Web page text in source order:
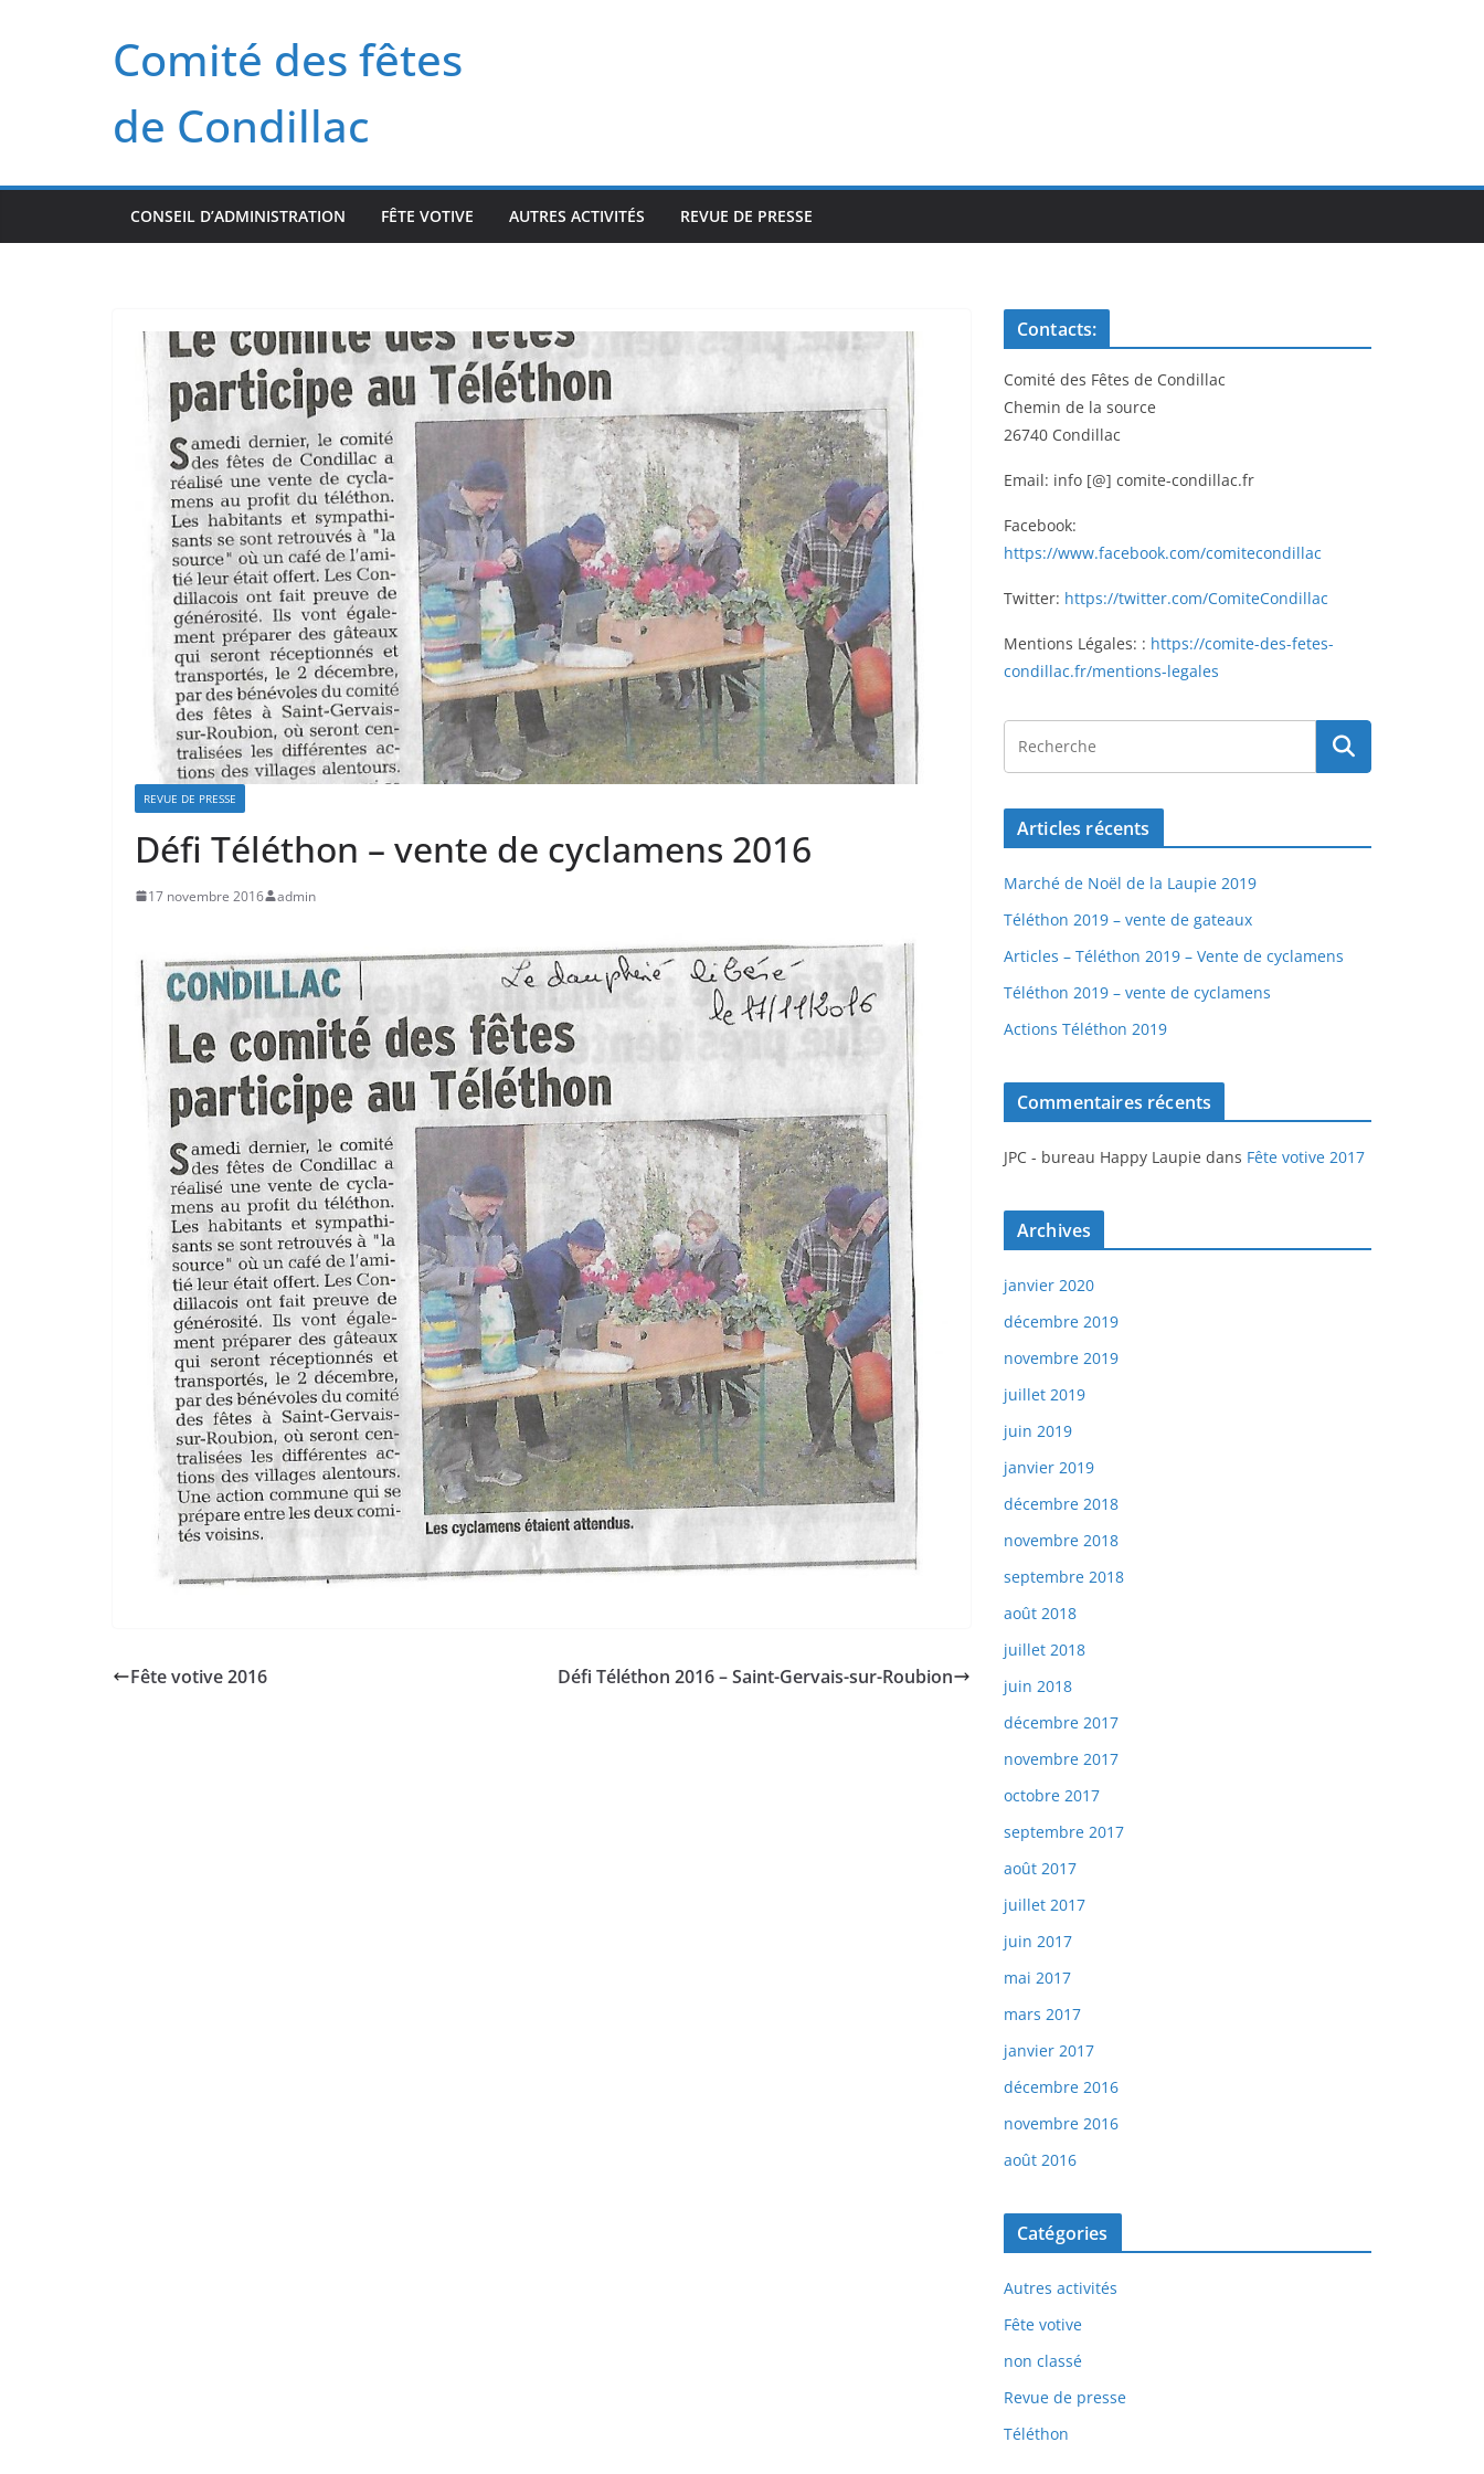
Comité des fêtes
de Condillac
CONSEIL D’ADMINISTRATION FÊTE VOTIVE AUTRES ACTIVITÉS REVUE DE PRESSE
REVUE DE PRESSE
Défi Téléthon – vente de cyclamens 2016
17 novembre 2016 admin
Fête votive 2016 Défi Téléthon 2016 – Saint-Gervais-sur-Roubion
Contacts:
Comité des Fêtes de Condillac
Chemin de la source
26740 Condillac
Email: info [@] comite-condillac.fr
Facebook:
https://www.facebook.com/comitecondillac
Twitter: https://twitter.com/ComiteCondillac
Mentions Légales: : https://comite-des-fetes-
condillac.fr/mentions-legales
Articles récents
Marché de Noël de la Laupie 2019
Téléthon 2019 – vente de gateaux
Articles – Téléthon 2019 – Vente de cyclamens
Téléthon 2019 – vente de cyclamens
Actions Téléthon 2019
Commentaires récents
JPC - bureau Happy Laupie dans Fête votive 2017
Archives
janvier 2020
décembre 2019
novembre 2019
juillet 2019
juin 2019
janvier 2019
décembre 2018
novembre 2018
septembre 2018
août 2018
juillet 2018
juin 2018
décembre 2017
novembre 2017
octobre 2017
septembre 2017
août 2017
juillet 2017
juin 2017
mai 2017
mars 2017
janvier 2017
décembre 2016
novembre 2016
août 2016
Catégories
Autres activités
Fête votive
non classé
Revue de presse
Téléthon